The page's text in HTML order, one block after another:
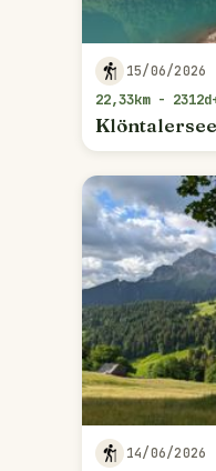
15/06/2026
22,33km -
14/06/2026